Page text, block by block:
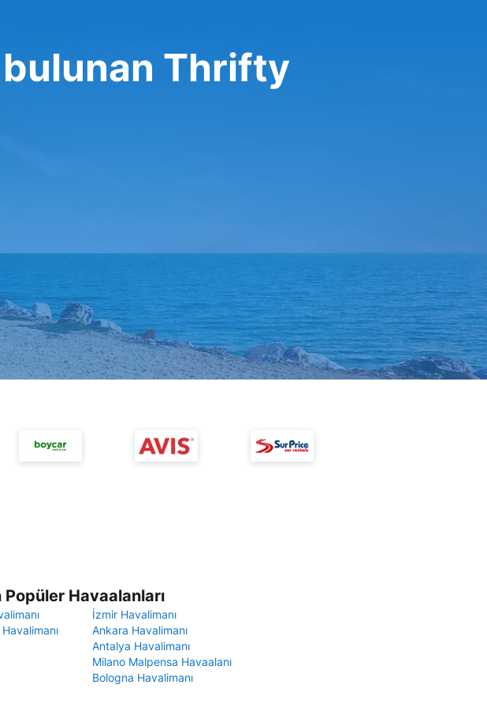
bulunan Thrifty
Popüler Havaalanları
İzmir Havalimanı
Ankara Havalimanı
Antalya Havalimanı
Milano Malpensa Havaalanı
Bologna Havalimanı